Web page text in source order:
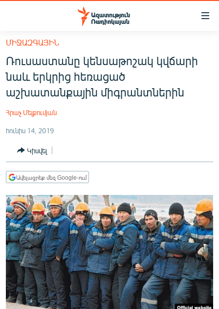
Մատչելիության
հիմնական
բովանդակությանը
Անցնել
հիմնական
մենյուին
ՔԱՂԱՔԱԿԱՆ
ՏՆՏԵՍՈՒԹՅՈՒՆ
ՂԱՐԱԲԱՂ
ՏԱՐԱԾԱՇՐՋԱՆ
ՄԻՋԱԶԳԱՅԻՆ
ՄՇԱԿՈՒՅԹ
ՍՊՈՐՏ
ՄԵԿՆԱԲԱՆՈՒԹՅՈՒՆ
ՏՏ ԵՒ ԻՆՏԵՐՆԵՏ
ՄԻՋԱԶԳԱՅԻՆ
Ռուսաստանը կենսաթոշակ կվճարի
նաև երկրից հեռացած
աշխատանքային միգրանտներին
Հրաչ Մելքումյան
հունիս 14, 2019
Կիսվել
Ավելացրեք մեզ Google-ում